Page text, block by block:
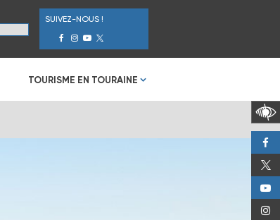
SUIVEZ-NOUS !
TOURISME EN TOURAINE